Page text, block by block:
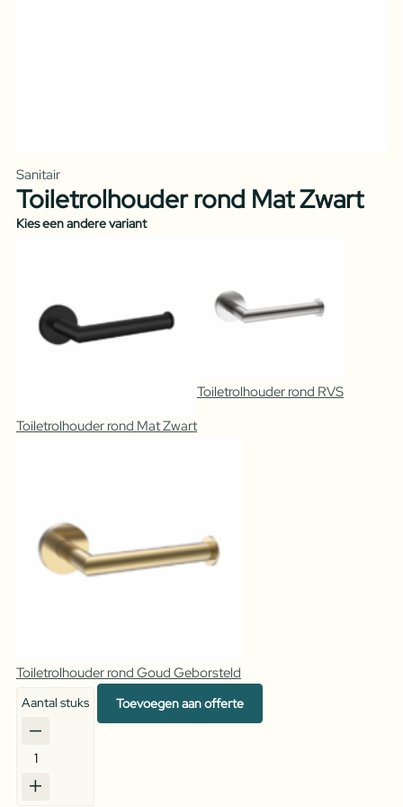
Sanitair
Toiletrolhouder rond Mat Zwart
Kies een andere variant
Toiletrolhouder rond Mat Zwart
Toiletrolhouder rond RVS
Toiletrolhouder rond Goud Geborsteld
Toiletrolhouder
rond
Aantal stuks Toevoegen aan offerte